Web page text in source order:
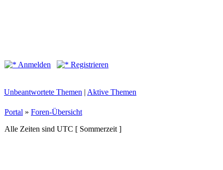
Anmelden Registrieren
Unbeantwortete Themen | Aktive Themen
Portal » Foren-Übersicht
Alle Zeiten sind UTC [ Sommerzeit ]